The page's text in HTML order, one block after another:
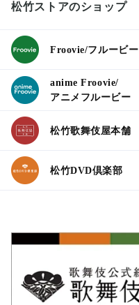
松竹ストアのショップ
Froovie/フルービー
anime Froovie/
アニメフルービー
松竹歌舞伎屋本舗
松竹DVD倶楽部